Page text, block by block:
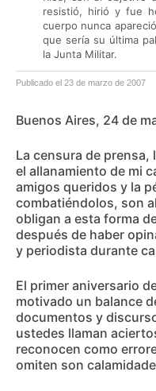
resistió, hirió y fue
cuerpo nunca
que sería su última
la Junta Militar.
Publicado el 23 de marzo de 2007
Buenos Aires, 24 de
La censura de
el allanamiento de mi
amigos queridos y la
combatiéndolos, son
obligan a esta forma
después de haber
y periodista durante
El primer aniversario
motivado un balance
documentos y
ustedes llaman
reconocen como
omiten son